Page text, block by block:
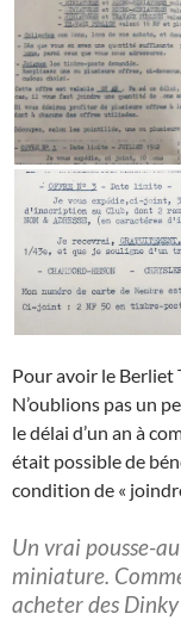
Pour avoir le Berliet
N’oublions pas un
le délai d’un an à
était possible de
condition de «
Un vrai pousse-
miniature.
acheter des Dinky